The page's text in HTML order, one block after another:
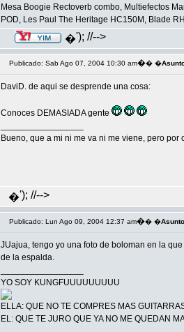
Mesa Boogie Rectoverb combo, Multiefectos
POD, Les Paul The Heritage HC150M, Blade
�'); //-->
Publicado: Sab Ago 07, 2004 10:30 am�� �
DaviD. de aqui se desprende una cosa:
Conoces DEMASIADA gente
Bueno, que a mi ni me va ni me viene, pero por
�'); //-->
Publicado: Lun Ago 09, 2004 12:37 am�� �Asunto
JUajua, tengo yo una foto de boloman en la
de la espalda.
YO SOY KUNGFUUUUUUUUU
ELLA: QUE NO TE COMPRES MAS
EL: QUE TE JURO QUE YA NO ME QUEDAN